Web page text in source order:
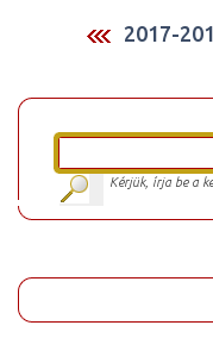
2017-
Kérjük, írja be a